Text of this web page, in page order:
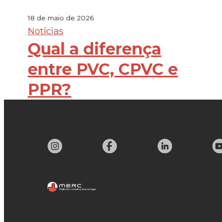
18 de maio de 2026
Notícias
Qual a diferença
entre PVC, CPVC e
PPR?